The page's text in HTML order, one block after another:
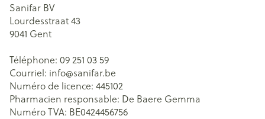
Sanifar BV
Lourdesstraat 43
9041 Gent
Téléphone: 09 251 03 59
Courriel: info@sanifar.be
Numéro de licence: 445102
Pharmacien responsable: De Baere Gemma
Numéro TVA: BE0424456756